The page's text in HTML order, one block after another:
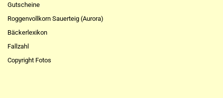
Gutscheine
Roggenvollkorn Sauerteig (Aurora)
Bäckerlexikon
Fallzahl
Copyright Fotos